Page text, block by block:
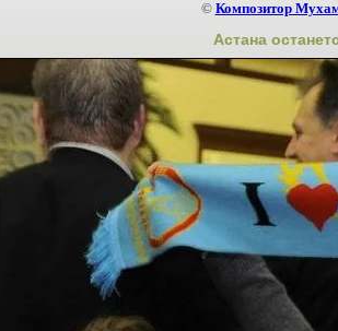
© Композитор
Астана